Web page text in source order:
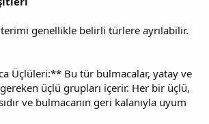
genellikle belirli türlere ayrılabilir.
Üçlüleri:** Bu tür bulmacalar, yatay ve
üçlü grupları içerir. Her bir üçlü,
ve bulmacanın geri kalanıyla uyum